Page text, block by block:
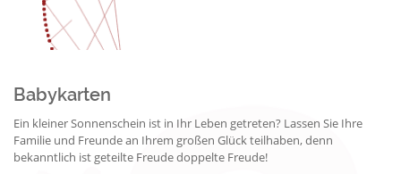
Babykarten
Ein kleiner Sonnenschein ist in Ihr Leben getreten? Lassen Sie Ihre
Familie und Freunde an Ihrem großen Glück teilhaben, denn
bekanntlich ist geteilte Freude doppelte Freude!